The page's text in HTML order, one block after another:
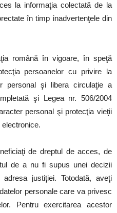
la informaţia colectată de la
în timp inadvertenţele din
română în vigoare, în speţă
persoanelor cu privire la
personal şi libera circulaţie a
şi Legea nr. 506/2004
personal şi protecţia vieţii
de dreptul de acces, de
de a nu fi supus unei decizii
justiţiei. Totodată, aveţi
personale care va privesc
Pentru exercitarea acestor